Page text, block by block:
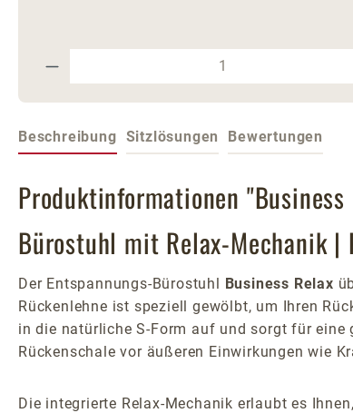
Produkt Anzahl: Gib den
Beschreibung Sitzlösungen Bewertungen
Produktinformationen
Bürostuhl mit Relax-Mechanik
Der Entspannungs-Bürostuhl Business Relax
Rückenlehne ist speziell gewölbt, um Ihren
in die natürliche S-Form auf und sorgt für
Rückenschale vor äußeren Einwirkungen wie
Die integrierte Relax-Mechanik erlaubt es